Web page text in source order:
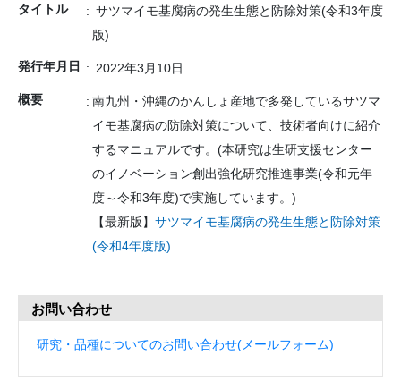
タイトル
サツマイモ基腐病の発生生態と防除対策(令和3年度
版)
発行年月日 2022年3月10日
概要
南九州・沖縄のかんしょ産地で多発しているサツマ
イモ基腐病の防除対策について、技術者向けに紹介
するマニュアルです。(本研究は生研支援センター
のイノベーション創出強化研究推進事業(令和元年
度～令和3年度)で実施しています。)
【最新版】 サツマイモ基腐病の発生生態と防除対策
(令和4年度版)
お問い合わせ
研究・品種についてのお問い合わせ(メールフォーム)